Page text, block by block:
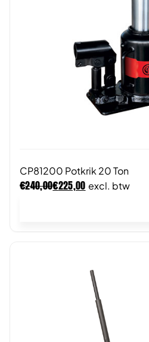
CP81200 Potkrik 20 Ton
€240,00€225,00 excl. btw